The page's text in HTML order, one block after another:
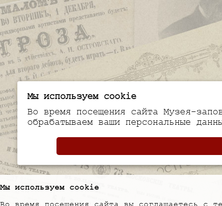
Мы используем cookie
Во время посещения сайта вы соглашаетесь с
Мы используем cookie
Во время посещения сайта Музея-
обрабатываем ваши персональные